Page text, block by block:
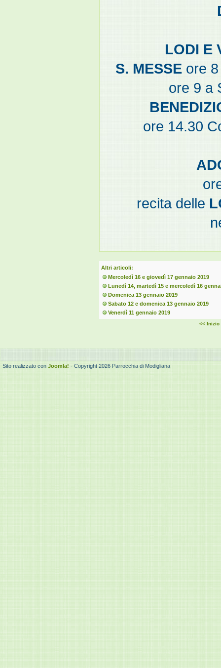
LODI E
S. MESSEore 8
ore 9 a
ore 14.30
recita delle
Altri articoli:
Mercoledì 16 e giovedì 17 gennaio 2019
Lunedì 14, martedì 15 e mercoledì 16
Domenica 13 gennaio 2019
Sabato 12 e domenica 13 gennaio 2019
Venerdì 11 gennaio 2019
<< Inizio
Sito realizzato con Joomla! - Copyright 2026 Parrocchia di Modigliana